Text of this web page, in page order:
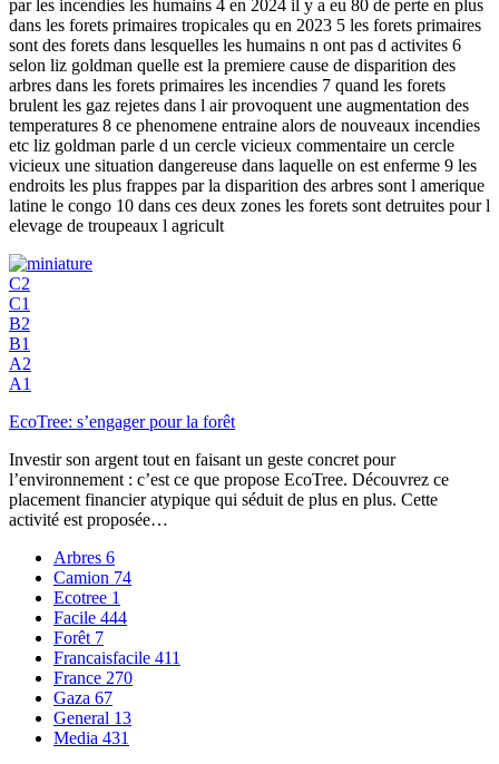
par les incendies les humains 4 en 2024 il y a eu 80 de perte en plus
dans les forets primaires tropicales qu en 2023 5 les forets primaires
sont des forets dans lesquelles les humains n ont pas d activites 6
selon liz goldman quelle est la premiere cause de disparition des
arbres dans les forets primaires les incendies 7 quand les forets
brulent les gaz rejetes dans l air provoquent une augmentation des
temperatures 8 ce phenomene entraine alors de nouveaux incendies
etc liz goldman parle d un cercle vicieux commentaire un cercle
vicieux une situation dangereuse dans laquelle on est enferme 9 les
endroits les plus frappes par la disparition des arbres sont l amerique
latine le congo 10 dans ces deux zones les forets sont detruites pour l
elevage de troupeaux l agricult
C2
C1
B2
B1
A2
A1
EcoTree: s’engager pour la forêt
Investir son argent tout en faisant un geste concret pour
l’environnement : c’est ce que propose EcoTree. Découvrez ce
placement financier atypique qui séduit de plus en plus. Cette
activité est proposée…
Arbres 6
Camion 74
Ecotree 1
Facile 444
Forêt 7
Francaisfacile 411
France 270
Gaza 67
General 13
Media 431